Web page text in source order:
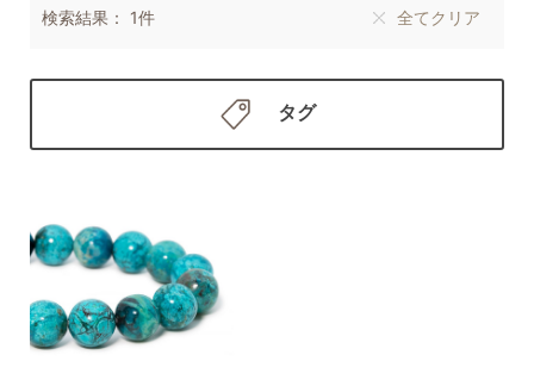
検索結果： 1件 全てクリア
タグ